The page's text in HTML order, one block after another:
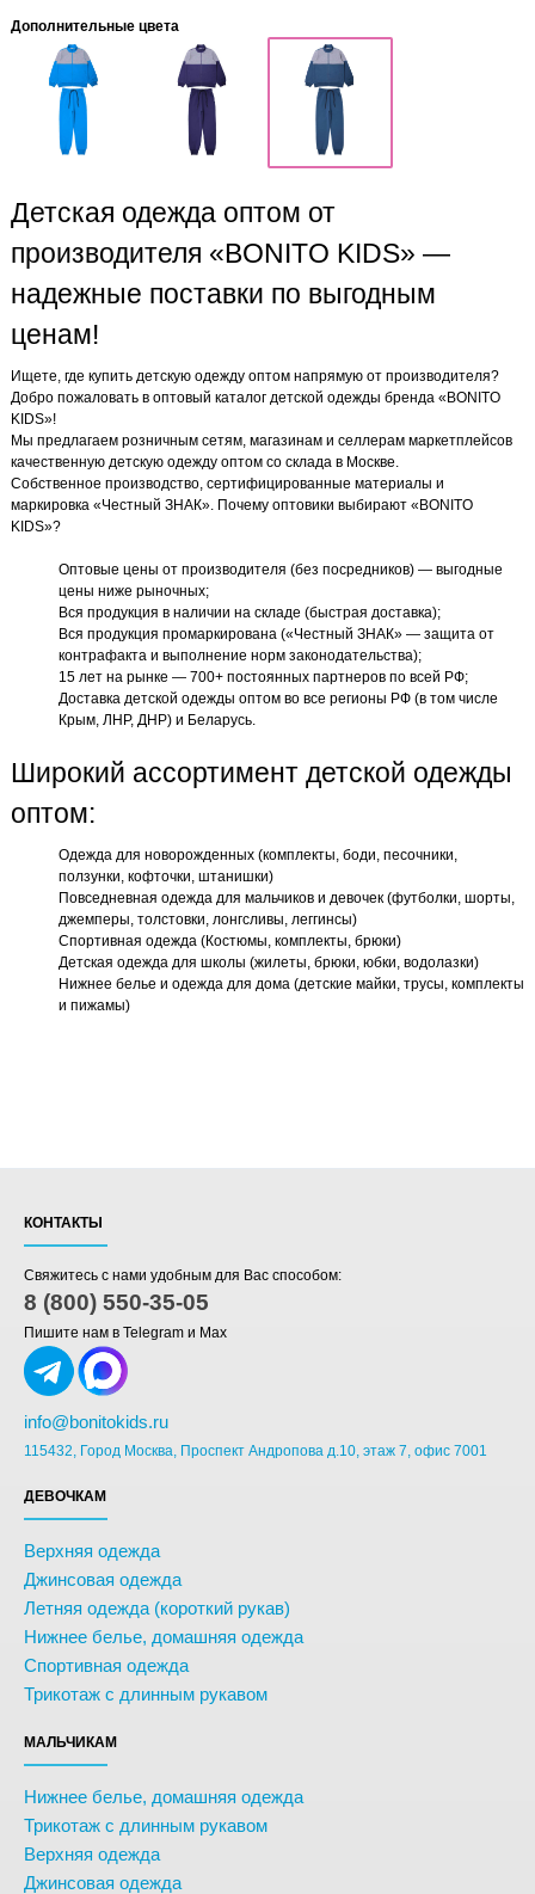
Дополнительные цвета
Детская одежда оптом от
производителя «BONITO KIDS» —
надежные поставки по выгодным
ценам!
Ищете, где купить детскую одежду оптом напрямую от производителя?
Добро пожаловать в оптовый каталог детской одежды бренда «BONITO
KIDS»!
Мы предлагаем розничным сетям, магазинам и селлерам маркетплейсов
качественную детскую одежду оптом со склада в Москве.
Собственное производство, сертифицированные материалы и
маркировка «Честный ЗНАК». Почему оптовики выбирают «BONITO
KIDS»?
Оптовые цены от производителя (без посредников) — выгодные
цены ниже рыночных;
Вся продукция в наличии на складе (быстрая доставка);
Вся продукция промаркирована («Честный ЗНАК» — защита от
контрафакта и выполнение норм законодательства);
15 лет на рынке — 700+ постоянных партнеров по всей РФ;
Доставка детской одежды оптом во все регионы РФ (в том числе
Крым, ЛНР, ДНР) и Беларусь.
Широкий ассортимент детской одежды
оптом:
Одежда для новорожденных (комплекты, боди, песочники,
ползунки, кофточки, штанишки)
Повседневная одежда для мальчиков и девочек (футболки, шорты,
джемперы, толстовки, лонгсливы, леггинсы)
Спортивная одежда (Костюмы, комплекты, брюки)
Детская одежда для школы (жилеты, брюки, юбки, водолазки)
Нижнее белье и одежда для дома (детские майки, трусы, комплекты
и пижамы)
КОНТАКТЫ
Свяжитесь с нами удобным для Вас способом:
8 (800) 550-35-05
Пишите нам в Telegram и Max
info@bonitokids.ru
115432, Город Москва, Проспект Андропова д.10, этаж 7, офис 7001
ДЕВОЧКАМ
Верхняя одежда
Джинсовая одежда
Летняя одежда (короткий рукав)
Нижнее белье, домашняя одежда
Спортивная одежда
Трикотаж с длинным рукавом
МАЛЬЧИКАМ
Нижнее белье, домашняя одежда
Трикотаж с длинным рукавом
Верхняя одежда
Джинсовая одежда